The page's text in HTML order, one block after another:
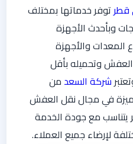
قطر توفر خدماتها بمختلف
وبأحدث الأجهزة
والأجهزة
العفش وتحميله بأقل
شركة السعد من
في مجال نقل العفش
مع جودة الخدمة
لإرضاء جميع العملاء.